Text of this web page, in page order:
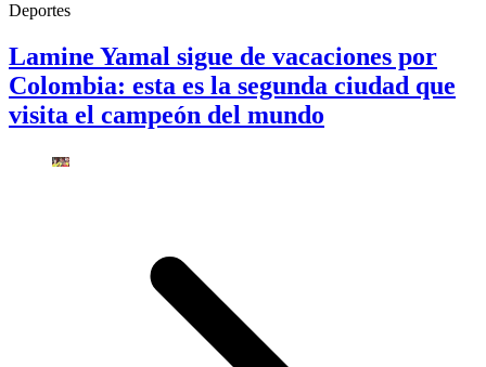
Deportes
Lamine Yamal sigue de vacaciones por
Colombia: esta es la segunda ciudad que
visita el campeón del mundo